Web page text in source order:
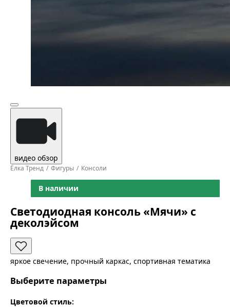
видео обзор
Ёлка Тренд Фигуры Консоли
В наличии
Светодиодная консоль «Мячи» с
деколэйсом
яркое свечение, прочный каркас, спортивная тематика
Выберите параметры
Цветовой стиль: